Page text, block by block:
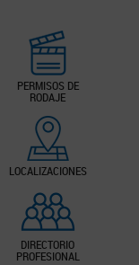
PERMISOS DE
RODAJE
LOCALIZACIONES
DIRECTORIO
PROFESIONAL